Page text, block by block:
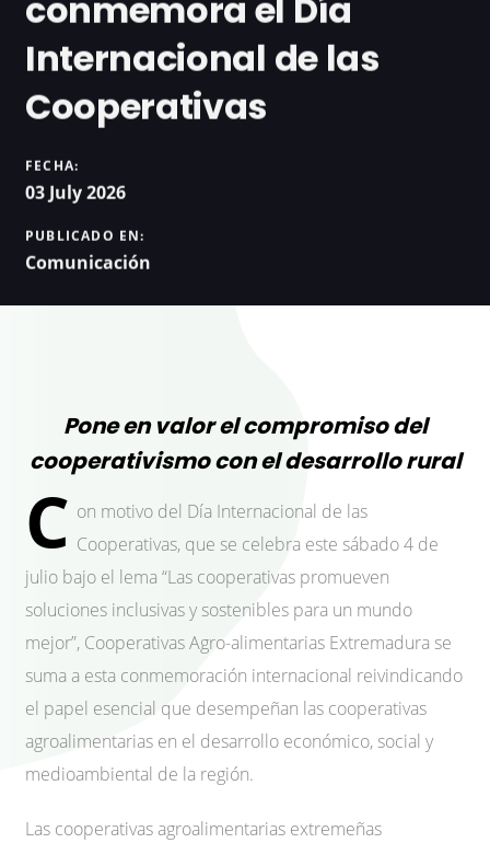
conmemora el Día
Internacional de las
Cooperativas
FECHA:
03 July 2026
PUBLICADO EN:
Comunicación
Pone en valor el compromiso del
cooperativismo con el desarrollo rural
C on motivo del Día Internacional de las
Cooperativas, que se celebra este sábado 4 de
julio bajo el lema “Las cooperativas promueven
soluciones inclusivas y sostenibles para un mundo
mejor”, Cooperativas Agro-alimentarias Extremadura se
suma a esta conmemoración internacional reivindicando
el papel esencial que desempeñan las cooperativas
agroalimentarias en el desarrollo económico, social y
medioambiental de la región.
Las cooperativas agroalimentarias extremeñas